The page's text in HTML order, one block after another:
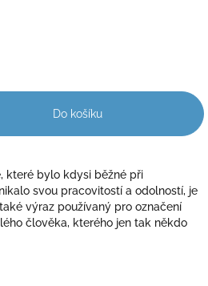
Do košíku
které bylo kdysi běžné při
svou pracovitostí a odolností, je
výraz používaný pro označení
člověka, kterého jen tak někdo